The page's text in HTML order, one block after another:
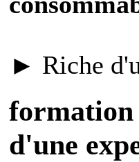
► Riche
formation
d'une